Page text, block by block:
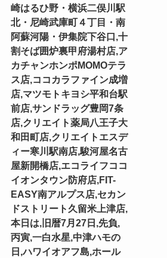
崎はるひ野・横浜二俣川駅
北・尼崎武庫町４丁目・南
阿蘇河陽・伊集院下谷口,十
割そば囲炉裏甲府湯村店,ア
カチャンホンポMOMOテラ
ス店,ココカラファイン成増
店,マツモトキヨシ平和台駅
前店,サンドラッグ豊岡7条
店,クリエイト薬局八王子大
和田町店,クリエイトエスデ
ィー寒川駅南店,駿河屋名古
屋新開橋店,エコライフココ
イオンタウン防府店,FIT-
EASY南アルプス店,セカン
ドストリート久留米上津店,
本日は,旧暦7月27日,先負,
丙寅,一白水星,中津ハモの
日,ハワイオアフ島,ホール